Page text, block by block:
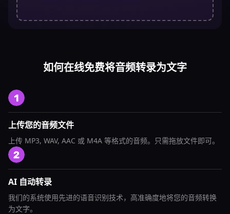
如何在线免费将音频转录为文字
上传您的音频文件
上传 MP3, WAV, AAC 或 M4A 等格式的音频。只需拖放文件即可。
AI 自动转录
我们的系统使用先进的语音识别技术，高准确度地将您的音频转换
为文字。